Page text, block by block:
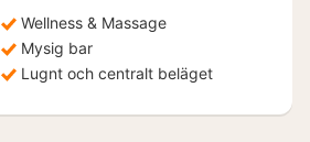
Wellness & Massage
Mysig bar
Lugnt och centralt beläget